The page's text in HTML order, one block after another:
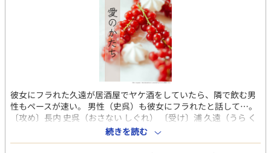
彼女にフラれた久遠が居酒屋でヤケ酒をしていたら、隣で飲む男
性もペースが速い。 男性（史呉）も彼女にフラれたと話して…。
〔攻め〕長内 史呉（おさない しぐれ） 〔受け〕浦 久遠（うら く
おん） ※執着ENDと甘口ENDがあります。どちらもハッピーエン
ドです。（執着攻めor甘口攻め） ※性描写はないですが、ふたり
続きを読む